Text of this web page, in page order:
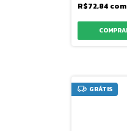
R$72,84 com
GRÁTIS